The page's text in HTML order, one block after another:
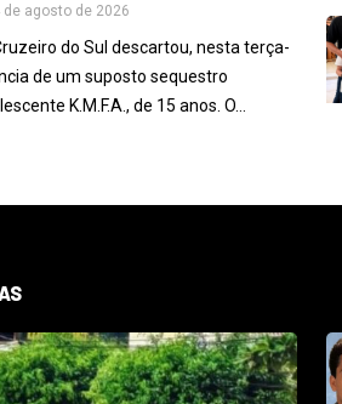
de agosto de 2026
do Sul descartou, nesta terça-
de um suposto sequestro
K.M.F.A., de 15 anos. O…